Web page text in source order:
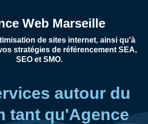
Web Marseille
de sites internet, ainsi qu'à
stratégies de référencement SEA,
SEO et SMO.
autour du
tant qu'Agence